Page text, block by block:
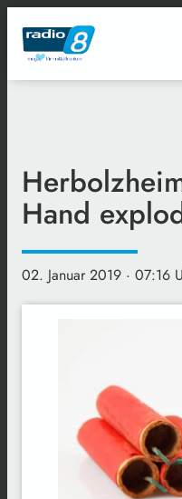
Hand
02. Januar 2019 · 07:16